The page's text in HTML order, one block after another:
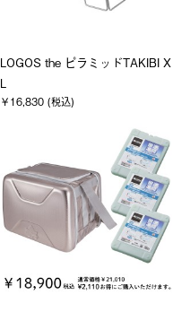
LOGOS the ピラミッドTAKIBI X
L
￥16,830 (税込)